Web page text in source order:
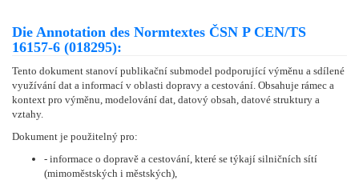
Die Annotation des Normtextes ČSN P CEN/TS
16157-6 (018295):
Tento dokument stanoví publikační submodel podporující výměnu a sdílené
využívání dat a informací v oblasti dopravy a cestování. Obsahuje rámec a
kontext pro výměnu, modelování dat, datový obsah, datové struktury a
vztahy.
Dokument je použitelný pro:
- informace o dopravě a cestování, které se týkají silničních sítí
(mimoměstských i městských),